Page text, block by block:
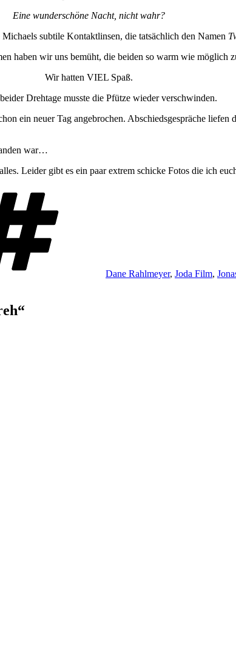
Eine wunderschöne Nacht, nicht wahr?
subtile Kontaktlinsen, die tatsächlich den Namen
haben wir uns bemüht, die beiden so warm wie möglich
Wir hatten VIEL Spaß.
Drehtage musste die Pfütze wieder verschwinden.
ein neuer Tag angebrochen. Abschiedsgespräche liefen
war…
Leider gibt es ein paar extrem schicke Fotos die ich
Dane Rahlmeyer, Joda Film,